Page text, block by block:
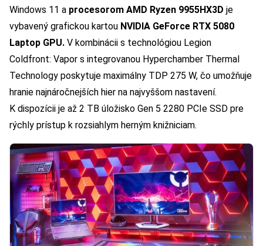
Windows 11 a procesorom AMD Ryzen 9955HX3D je
vybavený grafickou kartou NVIDIA GeForce RTX 5080
Laptop GPU. V kombinácii s technológiou Legion
Coldfront: Vapor s integrovanou Hyperchamber Thermal
Technology poskytuje maximálny TDP 275 W, čo umožňuje
hranie najnáročnejších hier na najvyššom nastavení.
K dispozícii je až 2 TB úložisko Gen 5 2280 PCIe SSD pre
rýchly prístup k rozsiahlym herným knižniciam.